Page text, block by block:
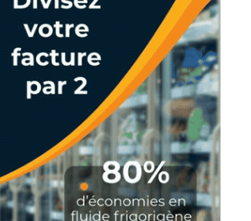
01.07
Aldi Studio lance sa
première collection capsule
inspirée de ses codes
visuels
01.07
Cafom annonce
des résultats semestriels en
hausse, portés par le e-
commerce